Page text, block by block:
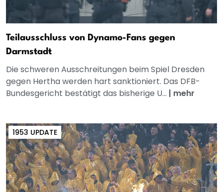
Teilausschluss von Dynamo-Fans gegen
Darmstadt
Die schweren Ausschreitungen beim Spiel Dresden
gegen Hertha werden hart sanktioniert. Das DFB-
Bundesgericht bestätigt das bisherige U... | mehr
1953 UPDATE